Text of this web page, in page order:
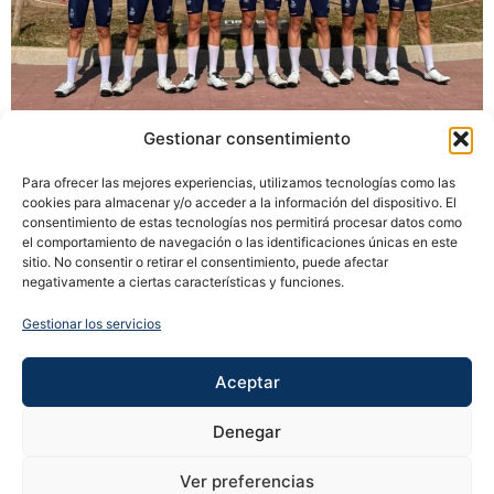
Gestionar consentimiento
Para ofrecer las mejores experiencias, utilizamos tecnologías como las
cookies para almacenar y/o acceder a la información del dispositivo. El
consentimiento de estas tecnologías nos permitirá procesar datos como
el comportamiento de navegación o las identificaciones únicas en este
sitio. No consentir o retirar el consentimiento, puede afectar
negativamente a ciertas características y funciones.
Gestionar los servicios
Aceptar
Denegar
Ver preferencias
Ion Eguía en el TOP 10 de la Cursa del Llobregat.
Contacto
inurrisport@gmail.com
Síguenos
Inurrisport. Todos los derechos reservados.
Privacidad Cookies